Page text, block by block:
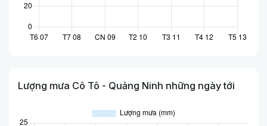
Lượng mưa Cô Tô - Quảng Ninh những ngày tới